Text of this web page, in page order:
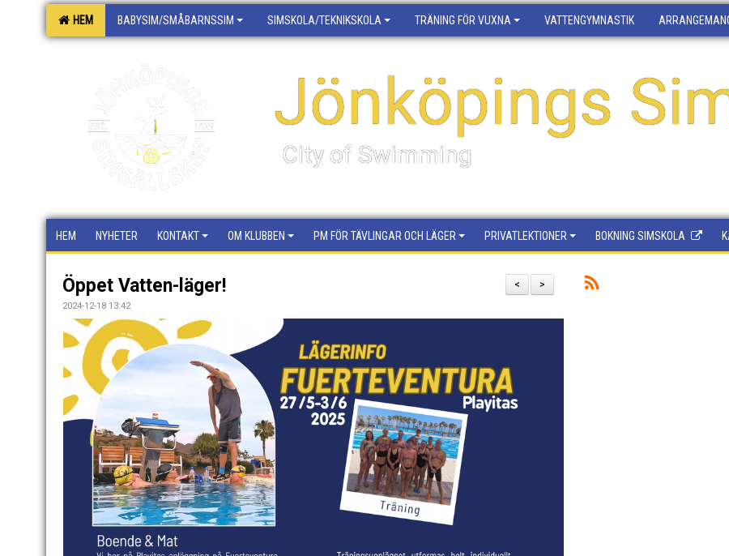
HEM BABYSIM/SMÅBARNSSIM SIMSKOLA/TEKNIKSKOLA TRÄNING FÖR VUXNA VATTENGYMNASTIK
Jönköpings
City of Swimming
HEM NYHETER KONTAKT OM KLUBBEN PM FÖR TÄVLINGAR OCH LÄGER PRIVATLEKTIONER BOKNING SIMSKOLA
>
<
Öppet Vatten-läger!
2024-12-18 13:42